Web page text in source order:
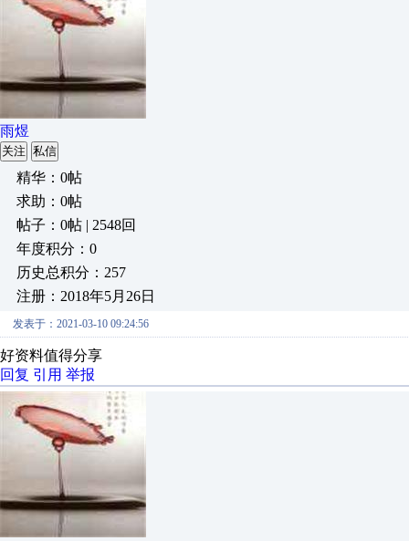
雨煜
关注 私信
精华：0帖
求助：0帖
帖子：0帖 | 2548回
年度积分：0
历史总积分：257
注册：2018年5月26日
发表于：2021-03-10 09:24:56
好资料值得分享
回复 引用 举报